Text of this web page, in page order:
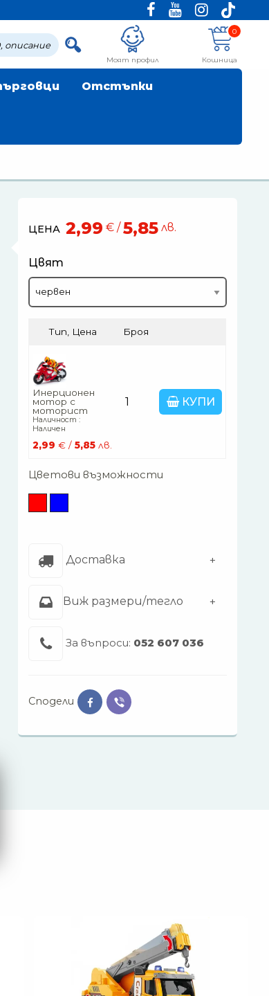
Моят профил
0
Кошница
Отстъпки
ЦЕНА 2,99 € /5,85 лв.
Цвят
Тип, Цена Броя
Инерционен
мотор с
моторист
Наличност :
Наличен
2,99 € /5,85 лв.
КУПИ
Цветови възможности
Доставка
Виж размери/тегло
За въпроси: 052 607 036
Сподели